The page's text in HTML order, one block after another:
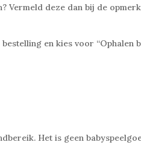
Vermeld deze dan bij de
en kies voor
Het is geen